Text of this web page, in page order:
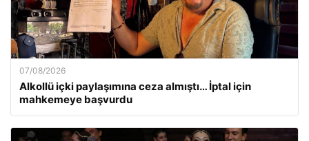
07/08/2026
Alkollü içki paylaşımına ceza almıştı… İptal için
mahkemeye başvurdu